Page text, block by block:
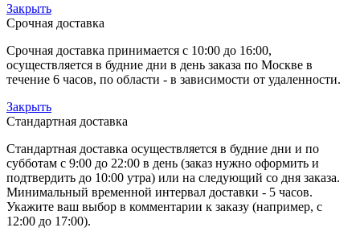
Закрыть
Срочная доставка
Срочная доставка принимается с 10:00 до 16:00,
осуществляется в будние дни в день заказа по Москве в
течение 6 часов, по области - в зависимости от удаленности.
Закрыть
Стандартная доставка
Стандартная доставка осуществляется в будние дни и по
субботам с 9:00 до 22:00 в день (заказ нужно оформить и
подтвердить до 10:00 утра) или на следующий со дня заказа.
Минимальный временной интервал доставки - 5 часов.
Укажите ваш выбор в комментарии к заказу (например, с
12:00 до 17:00).